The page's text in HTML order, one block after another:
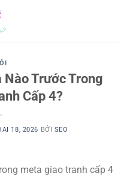
Trước Trong
Cấp 4?
18, 2026 BỞI SEO
meta giao tranh cấp 4